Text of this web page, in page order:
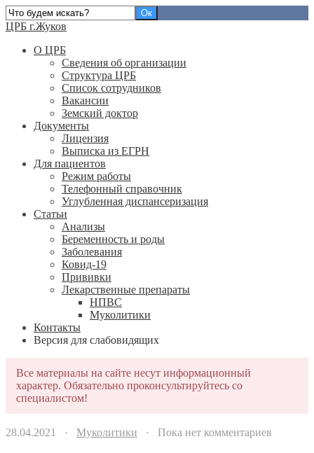
ЦРБ г.Жуков
О ЦРБ
Сведения об организации
Структура ЦРБ
Список сотрудников
Вакансии
Земский доктор
Документы
Лицензия
Выписка из ЕГРН
Для пациентов
Режим работы
Телефонный справочник
Углубленная диспансеризация
Статьи
Анализы
Беременность и роды
Заболевания
Ковид-19
Прививки
Лекарственные препараты
НПВС
Муколитики
Контакты
Версия для слабовидящих
Все материалы на сайте несут информационный
характер. Обязательно проконсультируйтесь со
специалистом!
28.04.2021 · Муколитики · Пока нет комментариев